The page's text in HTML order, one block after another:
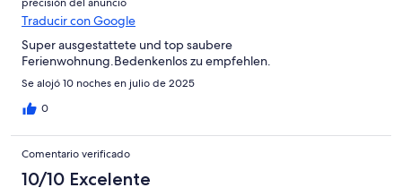
precisión del anuncio
Traducir con Google
Super ausgestattete und top saubere
Ferienwohnung.Bedenkenlos zu empfehlen.
Se alojó 10 noches en julio de 2025
0
Comentario verificado
10/10 Excelente